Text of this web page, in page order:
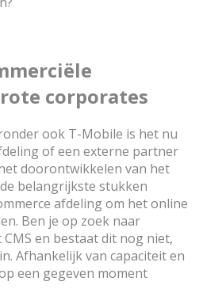
corporates
ook T-Mobile is het nu
of een externe partner
doorontwikkelen van het
de belangrijkste stukken
afdeling om het online
Ben je op zoek naar
en bestaat dit nog niet,
Afhankelijk van capaciteit en
een gegeven moment